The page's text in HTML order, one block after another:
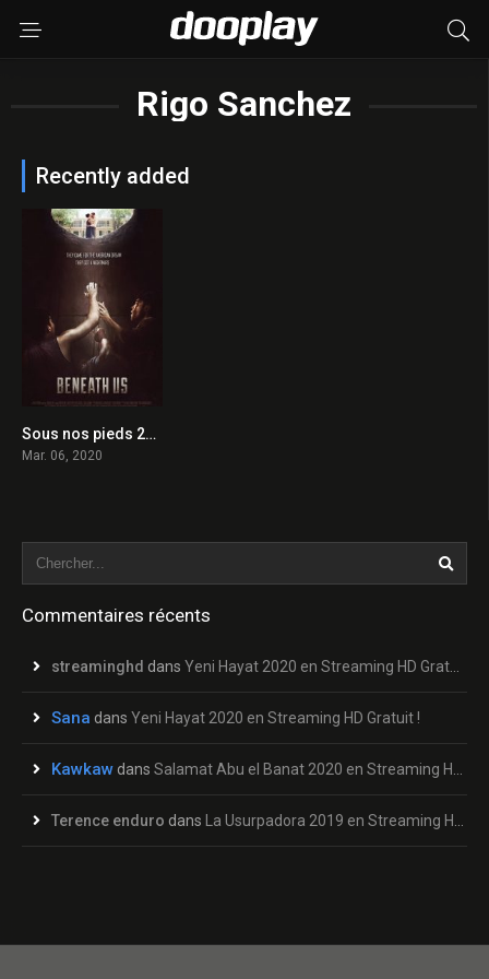
Rigo Sanchez
Recently added
5.2
Sous nos pieds 2020 en Streaming HD Gratuit !
Mar. 06, 2020
Commentaires récents
streaminghd dans Yeni Hayat 2020 en Streaming HD Gratuit !
Sana dans Yeni Hayat 2020 en Streaming HD Gratuit !
Kawkaw dans Salamat Abu el Banat 2020 en Streaming HD Gratuit !
Terence enduro dans La Usurpadora 2019 en Streaming HD Gratuit !